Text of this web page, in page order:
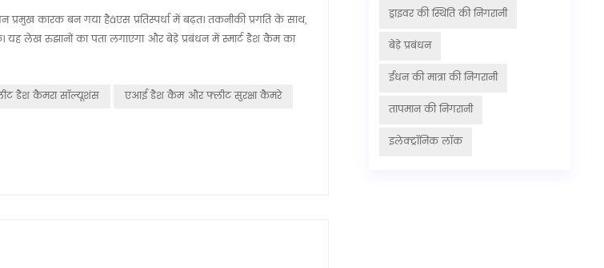
प्रमुख कारक बन गया हैâएस प्रतिस्पर्धा में बढ़त। तकनीकी प्रगति के साथ,
यह लेख रुझानों का पता लगाएगा और बेड़े प्रबंधन में स्मार्ट डैश कैम का
डैश कैमरा सॉल्यूशंस
एआई डैश कैम और फ्लीट सुरक्षा कैमरे
ड्राइवर की स्थिति की निगरानी
बेड़े प्रबंधन
ईंधन की मात्रा की निगरानी
तापमान की निगरानी
इलेक्ट्रॉनिक लॉक